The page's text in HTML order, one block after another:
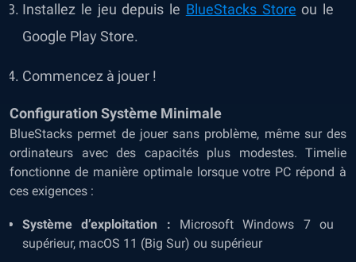
Installez le jeu depuis le BlueStacks Store ou le
Google Play Store.
Commencez à jouer !
Configuration Système Minimale
BlueStacks permet de jouer sans problème, même sur des
ordinateurs avec des capacités plus modestes. Timelie
fonctionne de manière optimale lorsque votre PC répond à
ces exigences :
Système d’exploitation : Microsoft Windows 7 ou
supérieur, macOS 11 (Big Sur) ou supérieur